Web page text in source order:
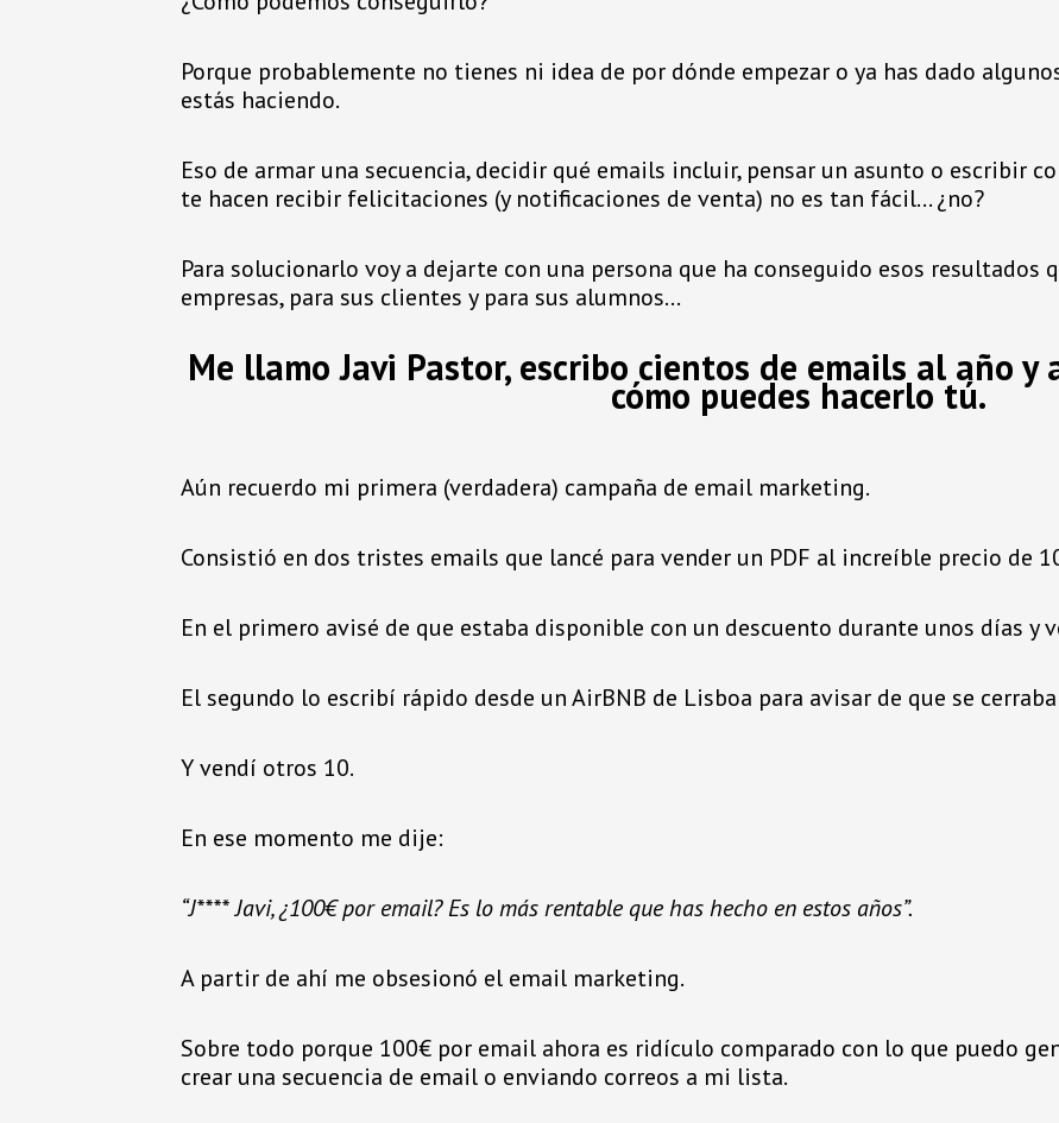
Porque probablemente no tienes ni idea de por dónde empezar o ya has dado
estás haciendo.
Eso de armar una secuencia, decidir qué emails incluir, pensar un asunto o escribir
te hacen recibir felicitaciones (y notificaciones de venta) no es tan fácil… ¿no?
Para solucionarlo voy a dejarte con una persona que ha conseguido esos resultados
empresas, para sus clientes y para sus alumnos…
Me llamo Javi Pastor, escribo cientos de emails al año
cómo puedes hacerlo tú.
Aún recuerdo mi primera (verdadera) campaña de email marketing.
Consistió en dos tristes emails que lancé para vender un PDF al increíble precio de
En el primero avisé de que estaba disponible con un descuento durante unos días y
El segundo lo escribí rápido desde un AirBNB de Lisboa para avisar de que se
Y vendí otros 10.
En ese momento me dije:
“J**** Javi, ¿100€ por email? Es lo más rentable que has hecho en estos años”.
A partir de ahí me obsesionó el email marketing.
Sobre todo porque 100€ por email ahora es ridículo comparado con lo que puedo
crear una secuencia de email o enviando correos a mi lista.